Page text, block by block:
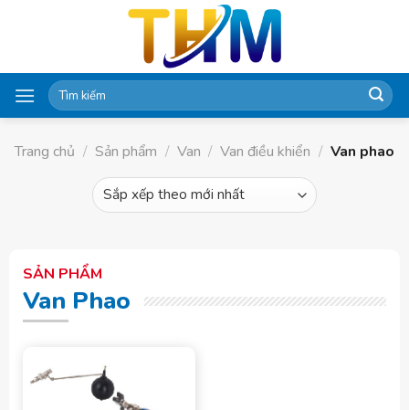
Tìm
kiếm:
Trang chủ / Sản phẩm / Van / Van điều khiển / Van phao
SẢN PHẨM
Van Phao